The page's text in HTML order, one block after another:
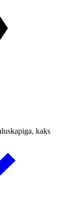
kaks